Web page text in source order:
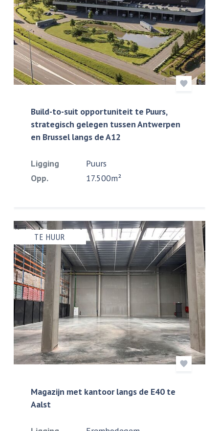
Build-to-suit opportuniteit te Puurs,
strategisch gelegen tussen Antwerpen
en Brussel langs de A12
Ligging
Puurs
Opp.
17.500m²
TE HUUR
Magazijn met kantoor langs de E40 te
Aalst